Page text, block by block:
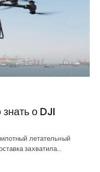
о DJI
летательный
захватила…